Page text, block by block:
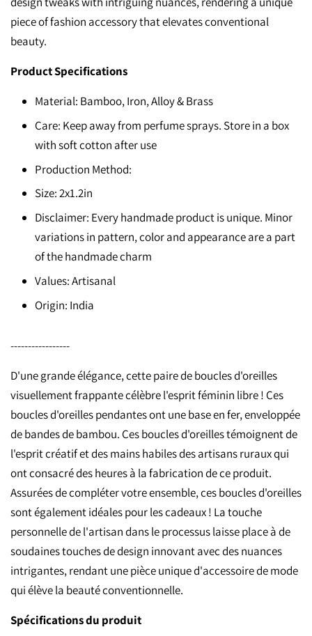
piece of fashion accessory that elevates conventional
beauty.
Product Specifications
Material: Bamboo, Iron, Alloy & Brass
Care: Keep away from perfume sprays. Store in a box
with soft cotton after use
Production Method:
Size: 2x1.2in
Disclaimer: Every handmade product is unique. Minor
variations in pattern, color and appearance are a part
of the handmade charm
Values: Artisanal
Origin: India
-----------------
D'une grande élégance, cette paire de boucles d'oreilles
visuellement frappante célèbre l'esprit féminin libre ! Ces
boucles d'oreilles pendantes ont une base en fer, enveloppée
de bandes de bambou. Ces boucles d'oreilles témoignent de
l'esprit créatif et des mains habiles des artisans ruraux qui
ont consacré des heures à la fabrication de ce produit.
Assurées de compléter votre ensemble, ces boucles d'oreilles
sont également idéales pour les cadeaux ! La touche
personnelle de l'artisan dans le processus laisse place à de
soudaines touches de design innovant avec des nuances
intrigantes, rendant une pièce unique d'accessoire de mode
qui élève la beauté conventionnelle.
Spécifications du produit